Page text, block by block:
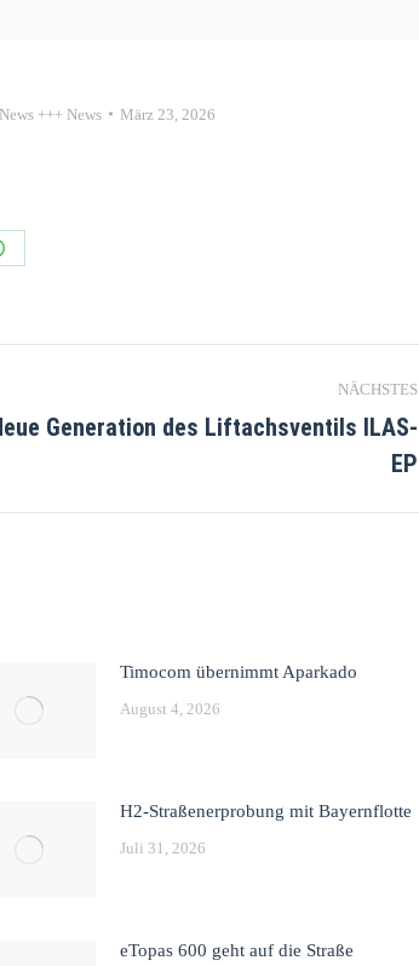
+++ News März 23, 2026
NÄCHSTES
Generation des Liftachsventils ILAS-
EP
Timocom übernimmt Aparkado
August 4, 2026
H2-Straßenerprobung mit Bayernflotte
Juli 31, 2026
eTopas 600 geht auf die Straße